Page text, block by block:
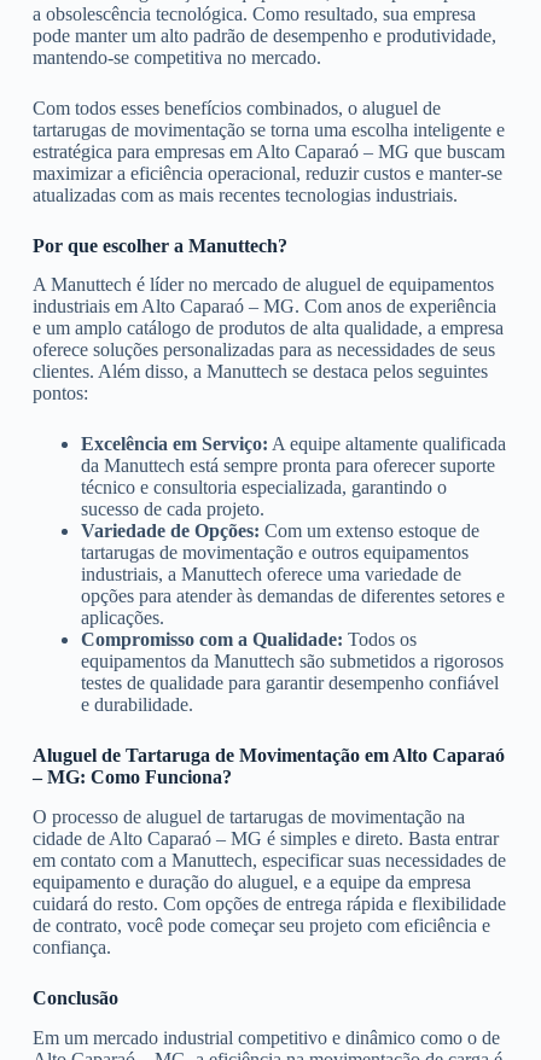
a obsolescência tecnológica. Como resultado, sua empresa
pode manter um alto padrão de desempenho e produtividade,
mantendo-se competitiva no mercado.
Com todos esses benefícios combinados, o aluguel de
tartarugas de movimentação se torna uma escolha inteligente e
estratégica para empresas em Alto Caparaó – MG que buscam
maximizar a eficiência operacional, reduzir custos e manter-se
atualizadas com as mais recentes tecnologias industriais.
Por que escolher a Manuttech?
A Manuttech é líder no mercado de aluguel de equipamentos
industriais em Alto Caparaó – MG. Com anos de experiência
e um amplo catálogo de produtos de alta qualidade, a empresa
oferece soluções personalizadas para as necessidades de seus
clientes. Além disso, a Manuttech se destaca pelos seguintes
pontos:
Excelência em Serviço: A equipe altamente qualificada
da Manuttech está sempre pronta para oferecer suporte
técnico e consultoria especializada, garantindo o
sucesso de cada projeto.
Variedade de Opções: Com um extenso estoque de
tartarugas de movimentação e outros equipamentos
industriais, a Manuttech oferece uma variedade de
opções para atender às demandas de diferentes setores e
aplicações.
Compromisso com a Qualidade: Todos os
equipamentos da Manuttech são submetidos a rigorosos
testes de qualidade para garantir desempenho confiável
e durabilidade.
Aluguel de Tartaruga de Movimentação em Alto Caparaó
– MG: Como Funciona?
O processo de aluguel de tartarugas de movimentação na
cidade de Alto Caparaó – MG é simples e direto. Basta entrar
em contato com a Manuttech, especificar suas necessidades de
equipamento e duração do aluguel, e a equipe da empresa
cuidará do resto. Com opções de entrega rápida e flexibilidade
de contrato, você pode começar seu projeto com eficiência e
confiança.
Conclusão
Em um mercado industrial competitivo e dinâmico como o de